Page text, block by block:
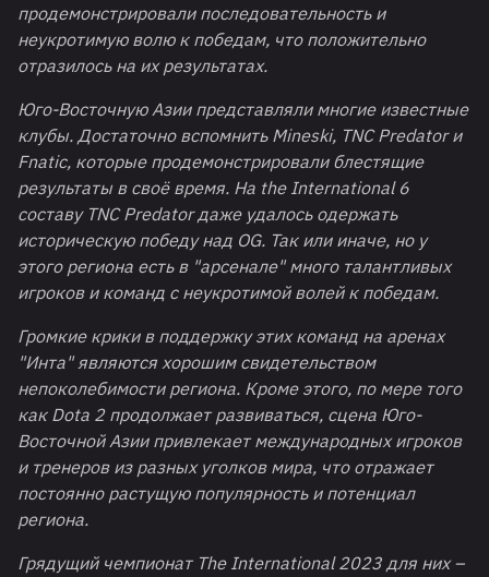
продемонстрировали последовательность и
неукротимую волю к победам, что положительно
отразилось на их результатах.
Юго-Восточную Азии представляли многие известные
клубы. Достаточно вспомнить Mineski, TNC Predatorи
Fnatic, которые продемонстрировали блестящие
результаты в своё время. На the International6
составу TNC Predatorдаже удалось одержать
историческую победу над OG. Так или иначе, но у
этого региона есть в "арсенале" много талантливых
игроков и команд с неукротимой волей к победам.
Громкие крики в поддержку этих команд на аренах
"Инта" являются хорошим свидетельством
непоколебимости региона. Кроме этого, по мере того
как Dota 2 продолжает развиваться, сцена Юго-
Восточной Азии привлекает международных игроков
и тренеров из разных уголков мира, что отражает
постоянно растущую популярность и потенциал
региона.
Грядущий чемпионат The International 2023 для них –